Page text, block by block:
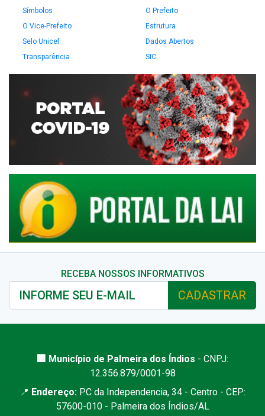
Símbolos
O Prefeito
O Vice-Prefeito
Estrutura
Selo Unicef
Dados Abertos
Transparência
SIC
RECEBA NOSSOS INFORMATIVOS
CADASTRAR
🏢 Município de Palmeira dos Índios - CNPJ:
12.356.879/0001-98
📍 Endereço: PC da Independencia, 34 - Centro - CEP:
57600-010 - Palmeira dos Índios/AL